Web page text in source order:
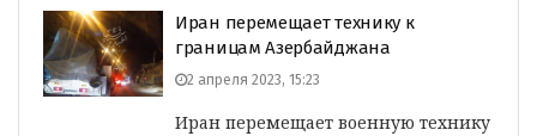
Иран перемещает технику к
границам Азербайджана
2 апреля 2023, 15:23
Иран перемещает военную технику